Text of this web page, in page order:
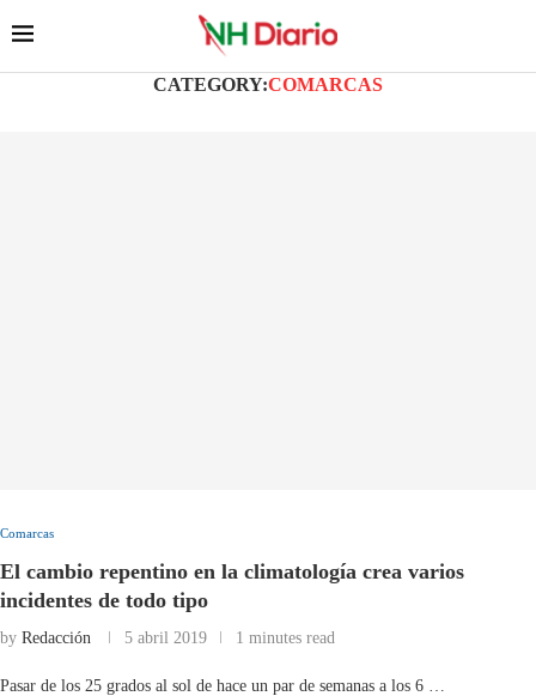
CATEGORY:COMARCAS
Comarcas
El cambio repentino en la climatología crea varios
incidentes de todo tipo
by Redacción 5 abril 2019 1 minutes read
Pasar de los 25 grados al sol de hace un par de semanas a los 6 …